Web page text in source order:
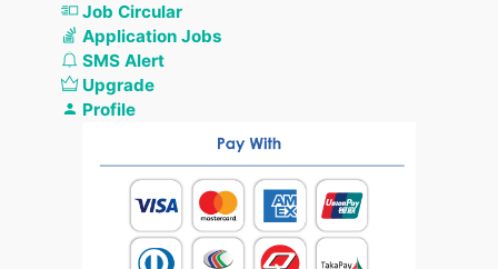
Job Circular
Application Jobs
SMS Alert
Upgrade
Profile